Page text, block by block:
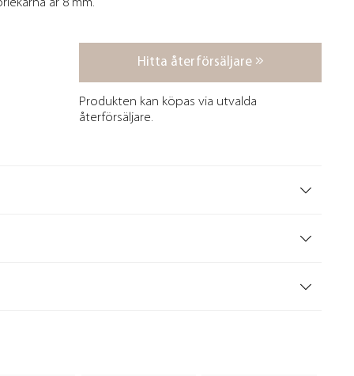
Hitta återförsäljare
Produkten kan köpas via utvalda
återförsäljare.